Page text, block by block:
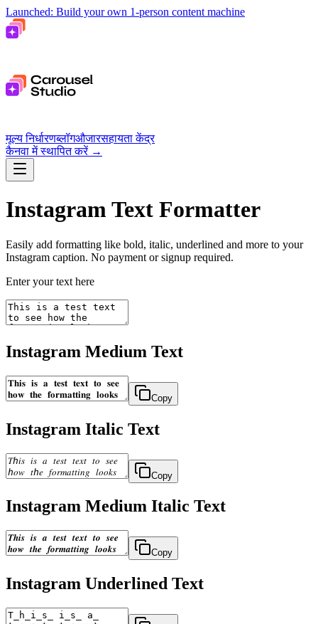
Launched: Build your own 1-person content machine
मूल्य निर्धारणब्लॉगऔजारसहायता केंद्र
कैनवा में स्थापित करें→
Instagram Text Formatter
Easily add formatting like bold, italic, underlined and more to your
Instagram caption. No payment or signup required.
Enter your text here
Instagram Medium Text
Copy
Instagram Italic Text
Copy
Instagram Medium Italic Text
Copy
Instagram Underlined Text